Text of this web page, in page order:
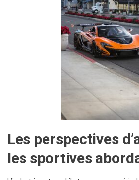
Les perspectives
les sportives